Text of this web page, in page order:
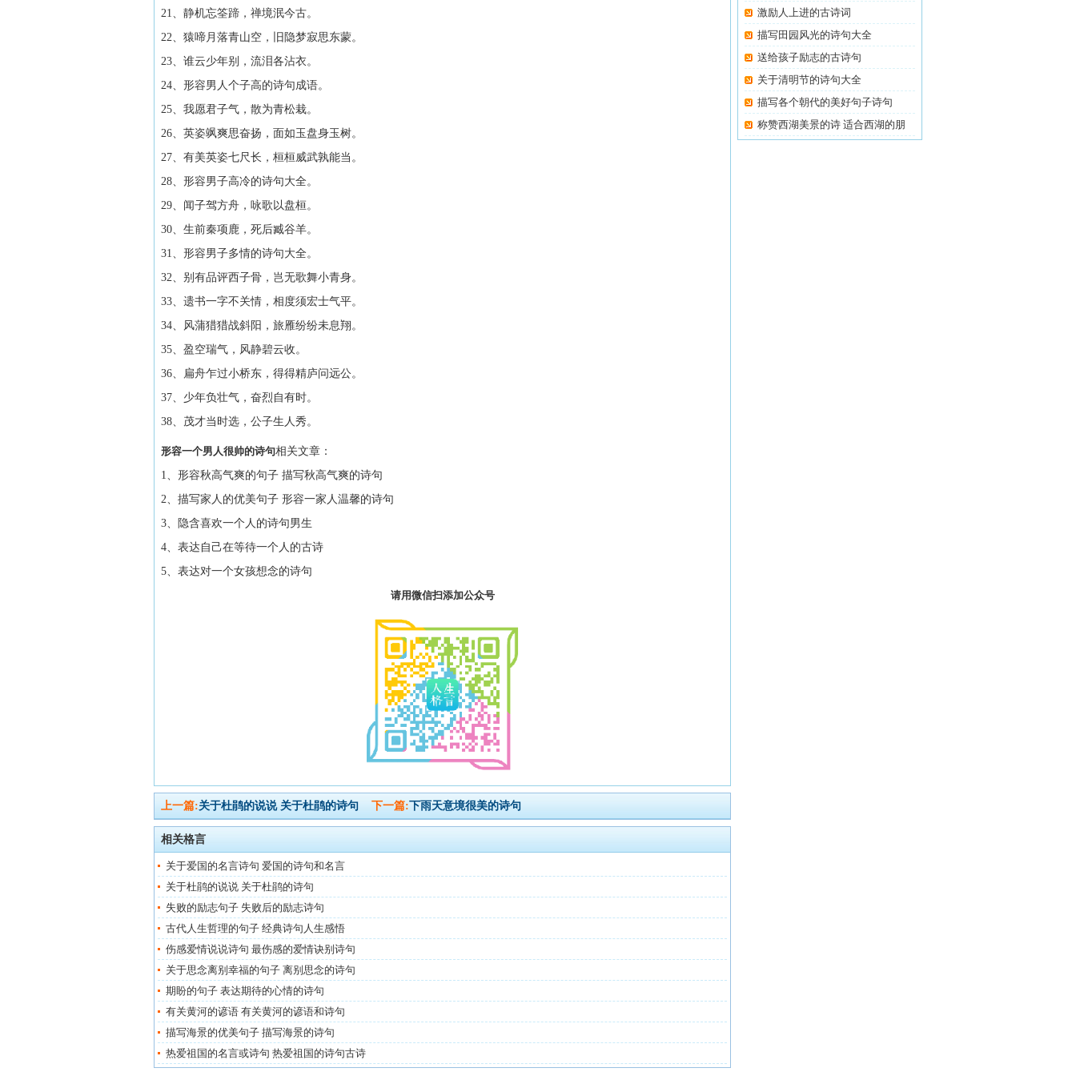
21、静机忘筌蹄，禅境泯今古。
22、猿啼月落青山空，旧隐梦寂思东蒙。
23、谁云少年别，流泪各沾衣。
24、形容男人个子高的诗句成语。
25、我愿君子气，散为青松栽。
26、英姿飒爽思奋扬，面如玉盘身玉树。
27、有美英姿七尺长，桓桓威武孰能当。
28、形容男子高冷的诗句大全。
29、闻子驾方舟，咏歌以盘桓。
30、生前秦项鹿，死后臧谷羊。
31、形容男子多情的诗句大全。
32、别有品评西子骨，岂无歌舞小青身。
33、遗书一字不关情，相度须宏士气平。
34、风蒲猎猎战斜阳，旅雁纷纷未息翔。
35、盈空瑞气，风静碧云收。
36、扁舟乍过小桥东，得得精庐问远公。
37、少年负壮气，奋烈自有时。
38、茂才当时选，公子生人秀。
形容一个男人很帅的诗句相关文章：
1、形容秋高气爽的句子 描写秋高气爽的诗句
2、描写家人的优美句子 形容一家人温馨的诗句
3、隐含喜欢一个人的诗句男生
4、表达自己在等待一个人的古诗
5、表达对一个女孩想念的诗句
请用微信扫添加公众号
上一篇:关于杜鹃的说说 关于杜鹃的诗句 下一篇:下雨天意境很美的诗句
相关格言
关于爱国的名言诗句 爱国的诗句和名言
关于杜鹃的说说 关于杜鹃的诗句
失败的励志句子 失败后的励志诗句
古代人生哲理的句子 经典诗句人生感悟
伤感爱情说说诗句 最伤感的爱情诀别诗句
关于思念离别幸福的句子 离别思念的诗句
期盼的句子 表达期待的心情的诗句
有关黄河的谚语 有关黄河的谚语和诗句
描写海景的优美句子 描写海景的诗句
热爱祖国的名言或诗句 热爱祖国的诗句古诗
激励人上进的古诗词
描写田园风光的诗句大全
送给孩子励志的古诗句
关于清明节的诗句大全
描写各个朝代的美好句子诗句
称赞西湖美景的诗 适合西湖的朋